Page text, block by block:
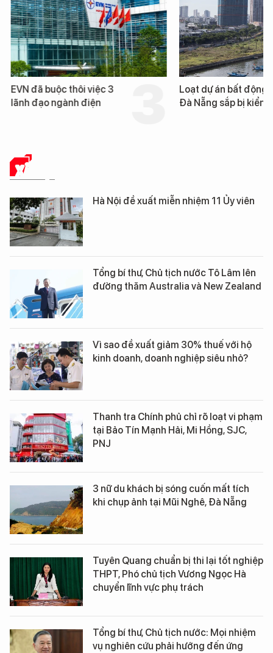
EVN đã buộc thôi việc 3
lãnh đạo ngành điện
Loạt dự án bất động
Đà Nẵng sắp bị kiểm
XÃ HỘI
Hà Nội đề xuất miễn nhiệm 11 Ủy viên
Tổng bí thư, Chủ tịch nước Tô Lâm lên
đường thăm Australia và New Zealand
Vì sao đề xuất giảm 30% thuế với hộ
kinh doanh, doanh nghiệp siêu nhỏ?
Thanh tra Chính phủ chỉ rõ loạt vi phạm
tại Bảo Tín Mạnh Hải, Mi Hồng, SJC,
PNJ
3 nữ du khách bị sóng cuốn mất tích
khi chụp ảnh tại Mũi Nghê, Đà Nẵng
Tuyên Quang chuẩn bị thi lại tốt nghiệp
THPT, Phó chủ tịch Vương Ngọc Hà
chuyển lĩnh vực phụ trách
Tổng bí thư, Chủ tịch nước: Mọi nhiệm
vụ nghiên cứu phải hướng đến ứng